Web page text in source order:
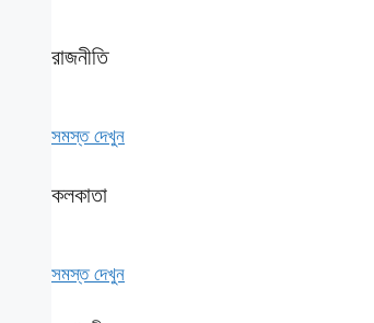
রাজনীতি
সমস্ত দেখুন
কলকাতা
সমস্ত দেখুন